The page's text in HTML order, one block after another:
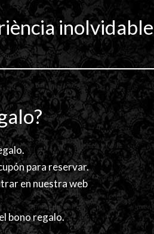
para reservar.
en nuestra web
bono regalo.